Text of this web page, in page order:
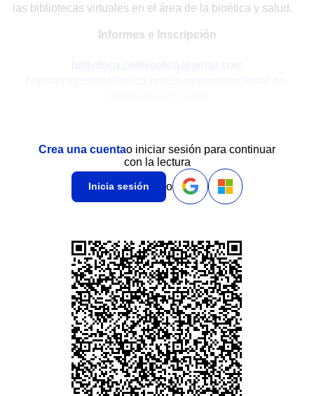
las bibliotecas virtuales en el área de la bioética y salud.
Informes e Inscripción
Crea una cuentao iniciar sesión para continuar
con la lectura
Inicia sesión o